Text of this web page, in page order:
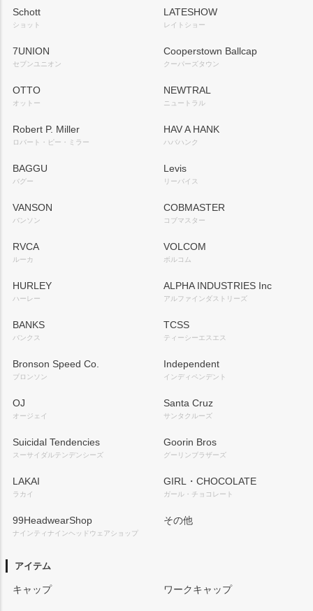
Schott
ショット
LATESHOW
レイトショー
7UNION
セブンユニオン
Cooperstown Ballcap
クーパーズタウン
OTTO
オットー
NEWTRAL
ニュートラル
Robert P. Miller
ロバート・ピー・ミラー
HAV A HANK
ハバハンク
BAGGU
バグー
Levis
リーバイス
VANSON
バンソン
COBMASTER
コブマスター
RVCA
ルーカ
VOLCOM
ボルコム
HURLEY
ハーレー
ALPHA INDUSTRIES Inc
アルファインダストリーズ
BANKS
バンクス
TCSS
ティーシーエスエス
Bronson Speed Co.
ブロンソン
Independent
インディペンデント
OJ
オージェイ
Santa Cruz
サンタクルーズ
Suicidal Tendencies
スーサイダルテンデンシーズ
Goorin Bros
グーリンブラザーズ
LAKAI
ラカイ
GIRL・CHOCOLATE
ガール・チョコレート
99HeadwearShop
ナインティナインヘッドウェアショップ
その他
アイテム
キャップ ワークキャップ